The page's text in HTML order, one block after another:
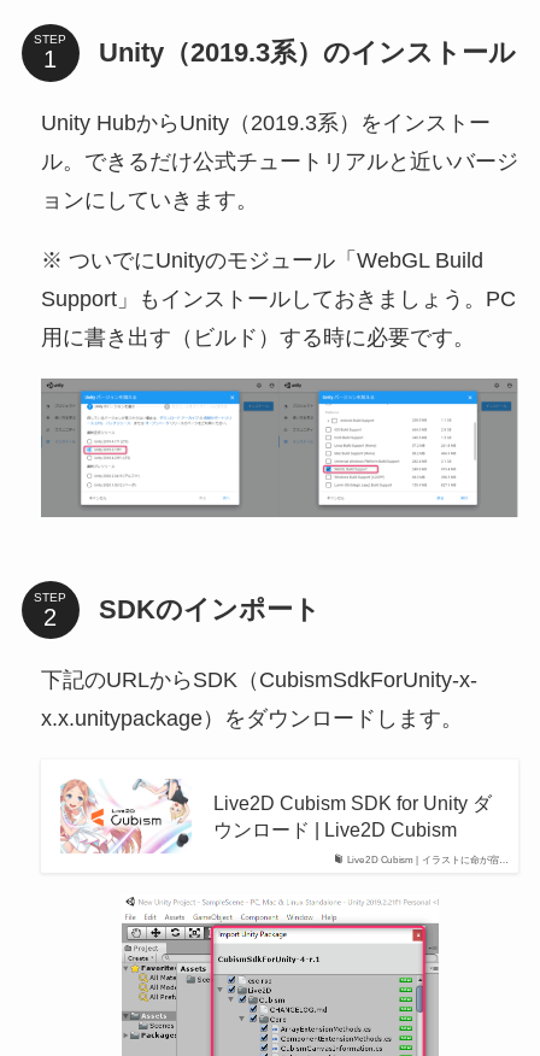
STEP Unity（2019.3系）のインストール
Unity HubからUnity（2019.3系）をインストー
ル。できるだけ公式チュートリアルと近いバージ
ョンにしていきます。
※ ついでにUnityのモジュール「WebGL Build
Support」もインストールしておきましょう。PC
用に書き出す（ビルド）する時に必要です。
STEP SDKのインポート
下記のURLからSDK（CubismSdkForUnity-x-
x.x.unitypackage）をダウンロードします。
Live2D Cubism | イラストに命が宿…
Live2D Cubism SDK for Unity ダ
ウンロード | Live2D Cubism